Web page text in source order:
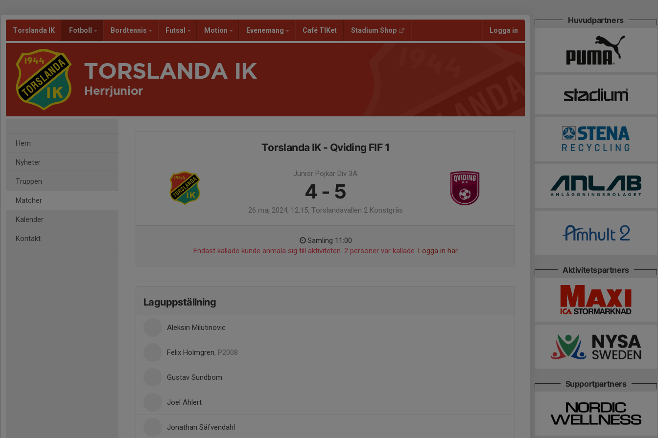
Torslanda IK Fotboll Bordtennis Futsal Motion Evenemang Café TIKet Stadium Shop Logga in
TORSLANDA IK
Herrjunior
Hem
Nyheter
Truppen
Matcher
Kalender
Kontakt
Torslanda IK - Qviding FIF 1
Junior Pojkar Div 3A
4 - 5
26 maj 2024, 12:15, Torslandavallen 2 Konstgräs
Samling 11:00
Endast kallade kunde anmäla sig till aktiviteten. 2 personer var kallade. Logga in här
Laguppställning
Aleksin Milutinovic
Felix Holmgren, P2008
Gustav Sundbom
Joel Ahlert
Jonathan Säfvendahl
Huvudpartners
Aktivitetspartners
Supportpartners